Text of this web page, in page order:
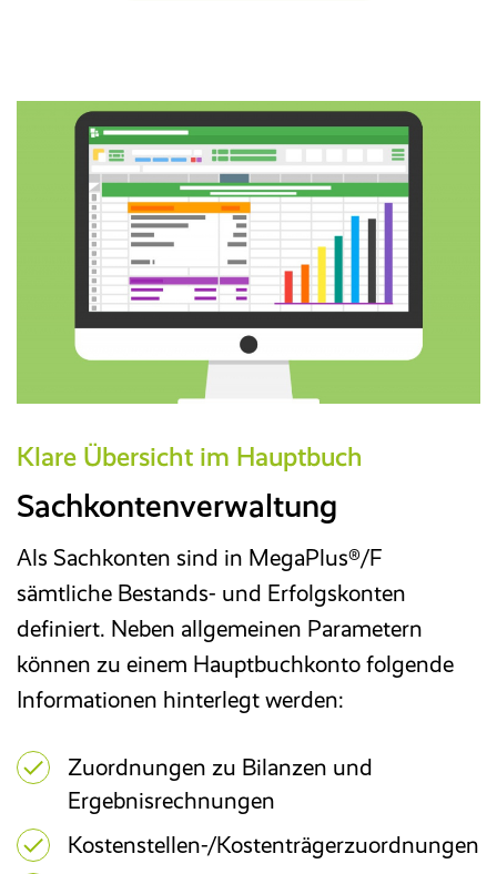
Klare Übersicht im Hauptbuch
Sachkontenverwaltung
Als Sachkonten sind in MegaPlus®/F
sämtliche Bestands- und Erfolgskonten
definiert. Neben allgemeinen Parametern
können zu einem Hauptbuchkonto folgende
Informationen hinterlegt werden:
Zuordnungen zu Bilanzen und
Ergebnisrechnungen
Kostenstellen-/Kostenträgerzuordnungen